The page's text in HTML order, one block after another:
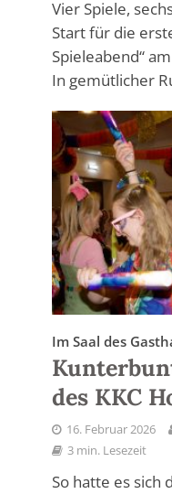
Vier Spiele,
Start für die
Spieleabend“
In gemütlicher
Im Saal des
des KKC
16. Februar 2026
3 min. Lesezeit
So hatte es sich